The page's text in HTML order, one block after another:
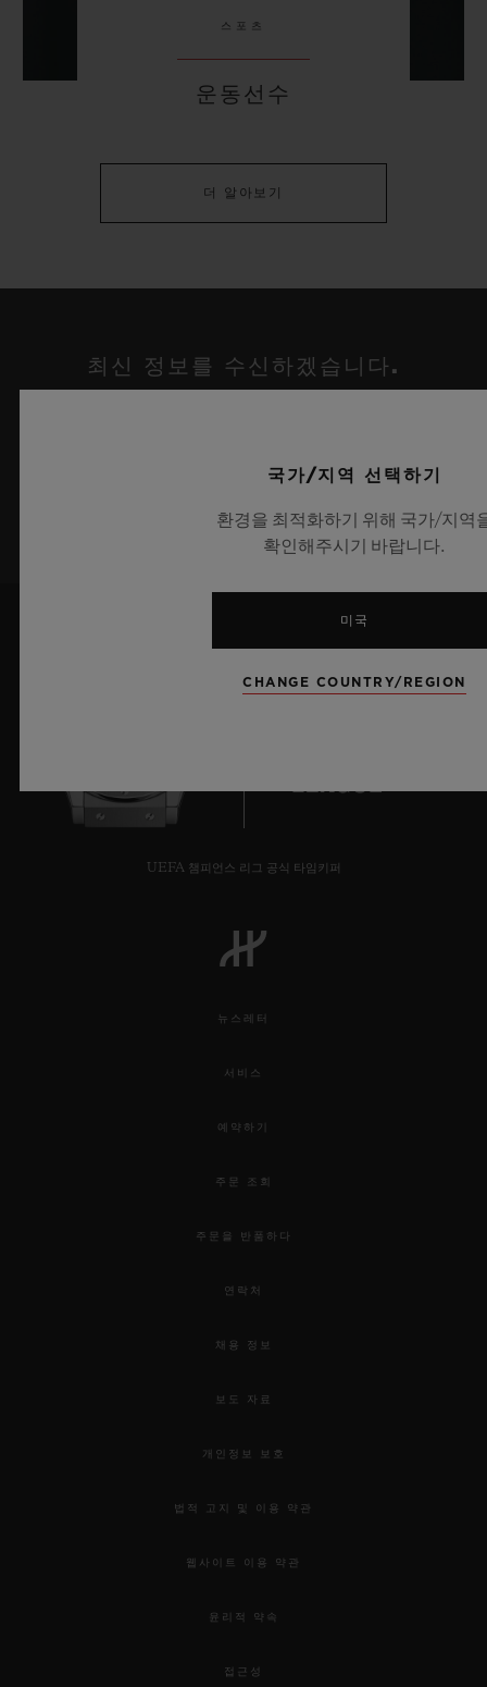
스포츠
운동선수
더 알아보기
최신 정보를 수신하겠습니다.
UEFA 챔피언스 리그 공식 타임키퍼
뉴스레터
서비스
예약하기
주문 조회
주문을 반품하다
연락처
채용 정보
보도 자료
개인정보 보호
법적 고지 및 이용 약관
웹사이트 이용 약관
윤리적 약속
접근성
국가/지역 선택하기
환경을 최적화하기 위해 국가/지역
확인해주시기 바랍니다.
미국
CHANGE COUNTRY/REGION